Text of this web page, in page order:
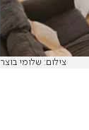
צילום: שלומי בוצר